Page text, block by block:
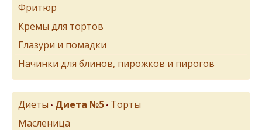
Фритюр
Кремы для тортов
Глазури и помадки
Начинки для блинов, пирожков и пирогов
Диеты • Диета №5 • Торты
Масленица